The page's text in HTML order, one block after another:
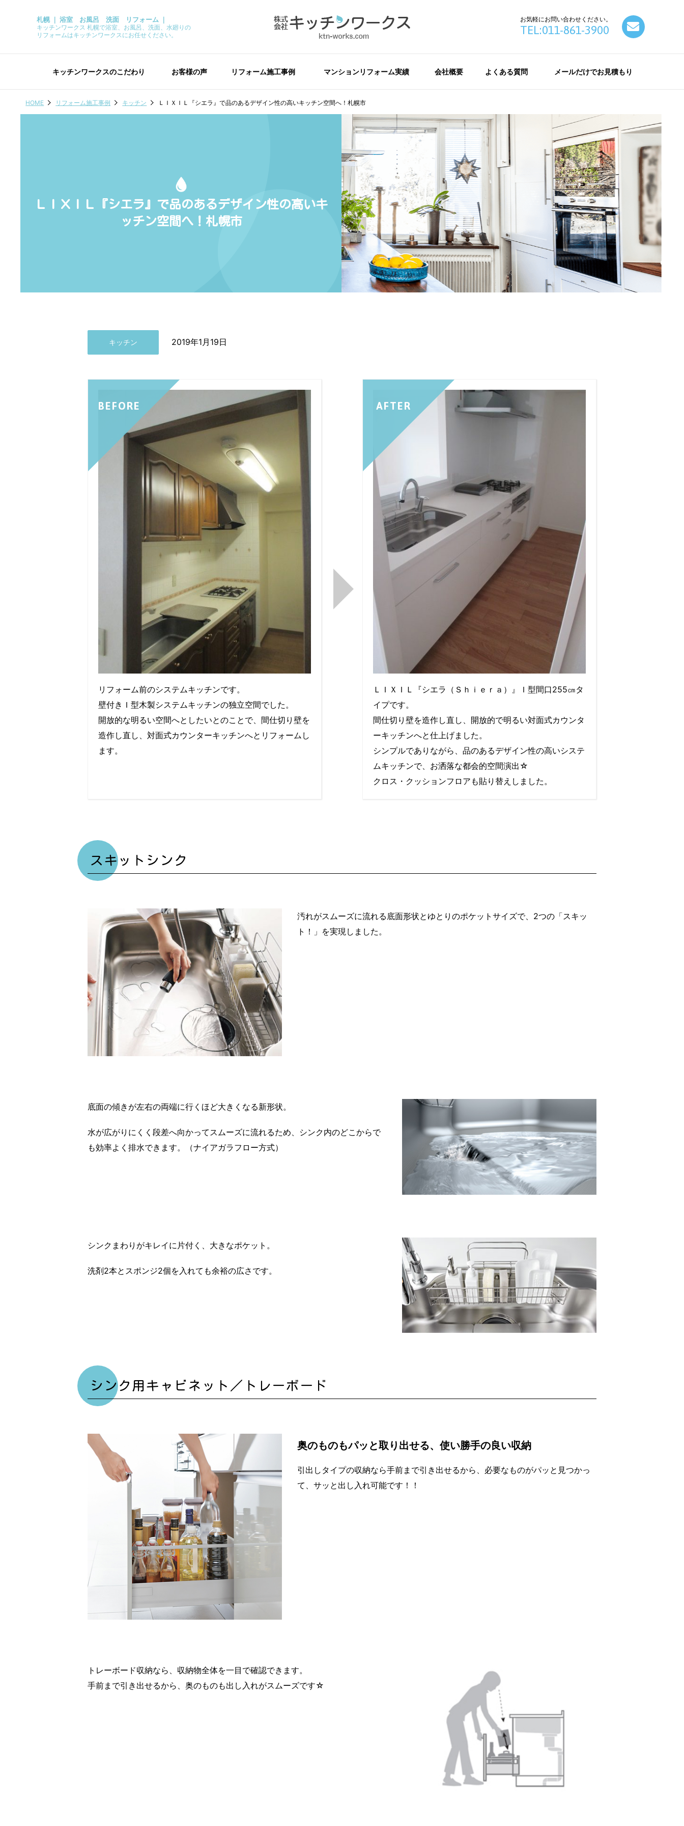
札幌 ｜ 浴室 お風呂 洗面 リフォーム ｜
キッチンワークス 札幌で浴室、お風呂、洗面、水廻りの
リフォームはキッチンワークスにお任せください。
お気軽にお問い合わせください。
TEL:011-861-3900
キッチンワークスのこだわり お客様の声 リフォーム施工事例 マンションリフォーム実績 会社概要 よくある質問 メールだけでお見積もり
HOME リフォーム施工事例 キッチン ＬＩＸＩＬ『シエラ』で品のあるデザイン性の高いキッチン空間へ！札幌市
ＬＩＸＩＬ『シエラ』で品のあるデザイン性の高いキ
ッチン空間へ！札幌市
キッチン 2019年1月19日
BEFORE
リフォーム前のシステムキッチンです。
壁付きＩ型木製システムキッチンの独立空間でした。
開放的な明るい空間へとしたいとのことで、間仕切り壁を
造作し直し、対面式カウンターキッチンへとリフォームし
ます。
AFTER
ＬＩＸＩＬ『シエラ（Ｓｈｉｅｒａ）』Ｉ型間口255㎝タ
イプです。
間仕切り壁を造作し直し、開放的で明るい対面式カウンタ
ーキッチンへと仕上げました。
シンプルでありながら、品のあるデザイン性の高いシステ
ムキッチンで、お洒落な都会的空間演出☆
クロス・クッションフロアも貼り替えしました。
スキットシンク
汚れがスムーズに流れる底面形状とゆとりのポケットサイズで、2つの「スキッ
ト！」を実現しました。
底面の傾きが左右の両端に行くほど大きくなる新形状。
水が広がりにくく段差へ向かってスムーズに流れるため、シンク内のどこからで
も効率よく排水できます。（ナイアガラフロー方式）
シンクまわりがキレイに片付く、大きなポケット。
洗剤2本とスポンジ2個を入れても余裕の広さです。
シンク用キャビネット／トレーボード
奥のものもパッと取り出せる、使い勝手の良い収納
引出しタイプの収納なら手前まで引き出せるから、必要なものがパッと見つかっ
て、サッと出し入れ可能です！！
トレーボード収納なら、収納物全体を一目で確認できます。
手前まで引き出せるから、奥のものも出し入れがスムーズです☆